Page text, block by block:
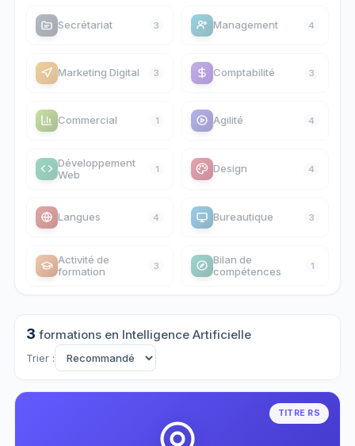
Secrétariat 3 Management 4
Marketing Digital 3 Comptabilité 3
Commercial 1 Agilité 4
Développement
Web
1 Design 4
Langues 4 Bureautique 3
Activité de
formation
3
Bilan de
compétences
1
3 formations en Intelligence Artificielle
Trier :
TITRE RS